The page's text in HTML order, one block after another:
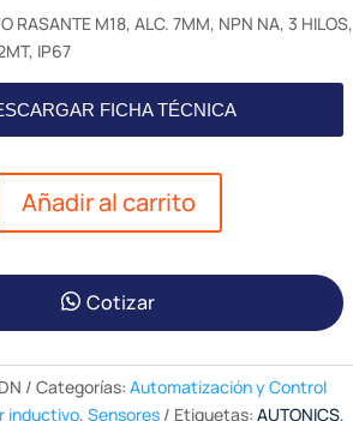
RASANTE M18, ALC. 7MM, NPN NA, 3 HILOS,
IP67
FICHA TÉCNICA
Añadir al carrito
Cotizar
Categorías:Automatización y Control
inductivo,Sensores Etiquetas:AUTONICS,